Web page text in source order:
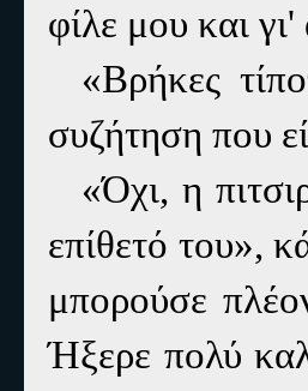
φίλε μου και
«Βρήκες
συζήτηση που
«Όχι, η
επίθετό του»,
μπορούσε
Ήξερε πολύ